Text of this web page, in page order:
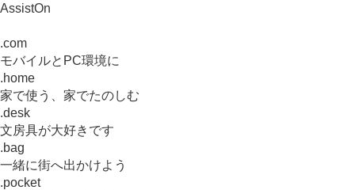
AssistOn
.com
モバイルとPC環境に
.home
家で使う、家でたのしむ
.desk
文房具が大好きです
.bag
一緒に街へ出かけよう
.pocket